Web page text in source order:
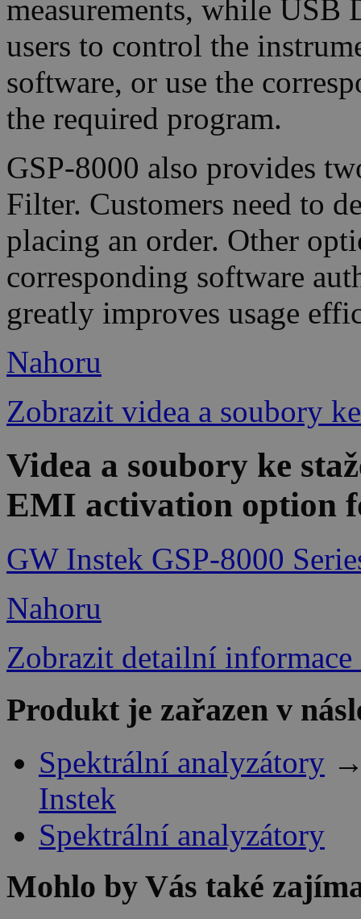
measurements, while
users to control the
software, or use the
the required program.
GSP-8000 also provides
Filter. Customers need to
placing an order. Other
corresponding software
greatly improves usage
Nahoru
Zobrazit videa a soubory
Videa a soubory ke
EMI activation option
GW Instek GSP-8000
Nahoru
Zobrazit detailní informace
Produkt je zařazen v
Spektrální analyzátory
Instek
Spektrální analyzátory
Mohlo by Vás také